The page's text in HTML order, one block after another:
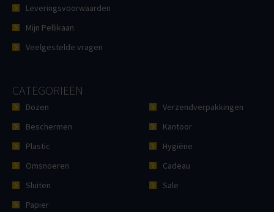
Leveringsvoorwaarden
Mijn Pellikaan
Veelgestelde vragen
CATEGORIEËN
Dozen
Beschermen
Plastic
Omsnoeren
Sluiten
Papier
Verzendverpakkingen
Kantoor
Hygiëne
Cadeau
Sale